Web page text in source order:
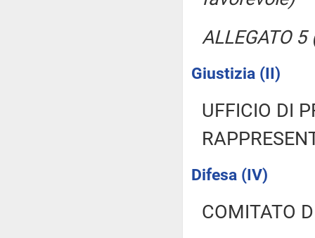
ALLEGATO
Giustizia (II)
UFFICIO DI
Difesa (IV)
COMITATO